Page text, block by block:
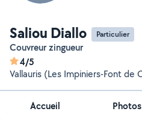
Saliou Diallo Particulier
Couvreur zingueur
4/5
Vallauris (Les Impiniers-Font de
Accueil Photos